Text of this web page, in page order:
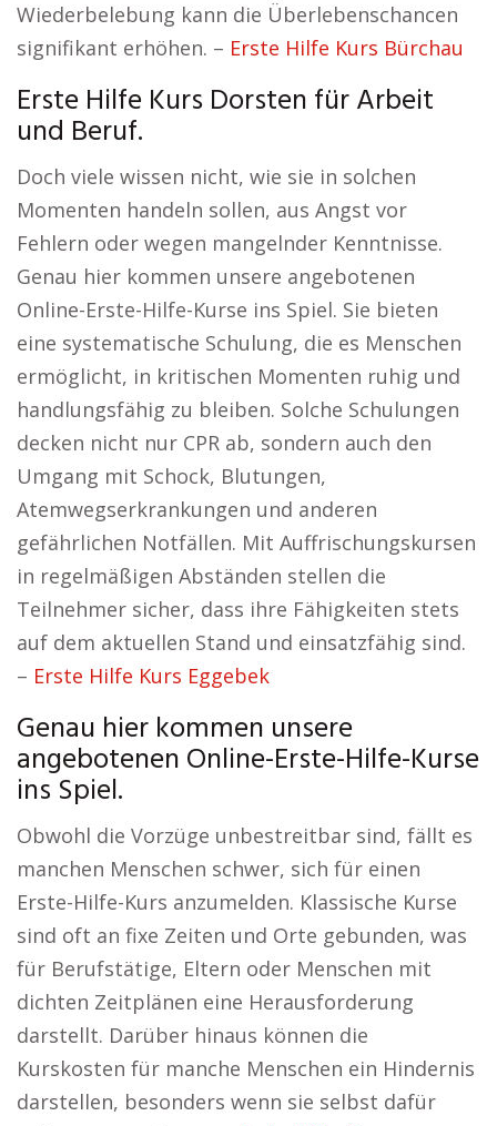
Wiederbelebung kann die Überlebenschancen
signifikant erhöhen. – Erste Hilfe Kurs Bürchau
Erste Hilfe Kurs Dorsten für Arbeit
und Beruf.
Doch viele wissen nicht, wie sie in solchen
Momenten handeln sollen, aus Angst vor
Fehlern oder wegen mangelnder Kenntnisse.
Genau hier kommen unsere angebotenen
Online-Erste-Hilfe-Kurse ins Spiel. Sie bieten
eine systematische Schulung, die es Menschen
ermöglicht, in kritischen Momenten ruhig und
handlungsfähig zu bleiben. Solche Schulungen
decken nicht nur CPR ab, sondern auch den
Umgang mit Schock, Blutungen,
Atemwegserkrankungen und anderen
gefährlichen Notfällen. Mit Auffrischungskursen
in regelmäßigen Abständen stellen die
Teilnehmer sicher, dass ihre Fähigkeiten stets
auf dem aktuellen Stand und einsatzfähig sind.
– Erste Hilfe Kurs Eggebek
Genau hier kommen unsere
angebotenen Online-Erste-Hilfe-Kurse
ins Spiel.
Obwohl die Vorzüge unbestreitbar sind, fällt es
manchen Menschen schwer, sich für einen
Erste-Hilfe-Kurs anzumelden. Klassische Kurse
sind oft an fixe Zeiten und Orte gebunden, was
für Berufstätige, Eltern oder Menschen mit
dichten Zeitplänen eine Herausforderung
darstellt. Darüber hinaus können die
Kurskosten für manche Menschen ein Hindernis
darstellen, besonders wenn sie selbst dafür